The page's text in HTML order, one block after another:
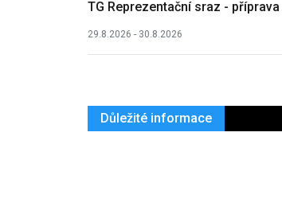
TG Reprezentační sraz - příprava
29.8.2026 - 30.8.2026
Důležité informace